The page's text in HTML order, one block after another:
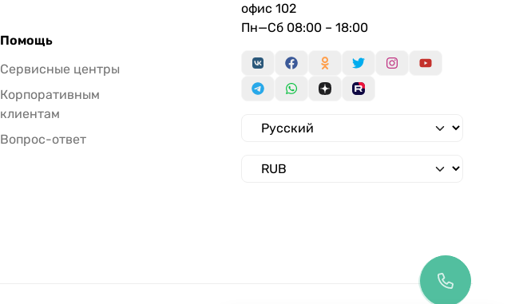
Помощь
Сервисные центры
Корпоративным
клиентам
Вопрос-ответ
офис 102
Пн—Сб 08:00 – 18:00